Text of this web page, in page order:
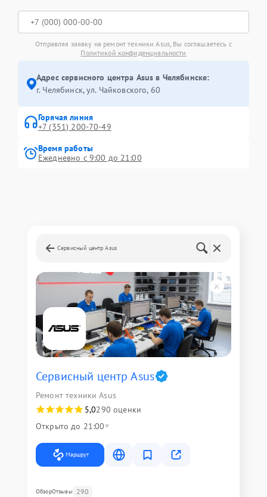
Отправляя заявку на ремонт техники Asus, Вы соглашаетесь с
Политикой конфиденциальности
Адрес сервисного центра Asus в Челябинске:
г. Челябинск, ул. Чайковского, 60
Горячая линия
+7 (351) 200-70-49
Время работы
Ежедневно с 9:00 до 21:00
Сервисный центр Asus
Сервисный центр Asus
Ремонт техники Asus
5,0290 оценки
Открыто до 21:00
Маршрут
ОбзорОтзывы 290